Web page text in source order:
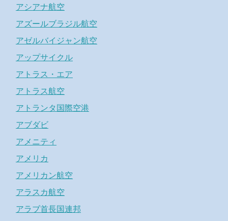
アシアナ航空
アズールブラジル航空
アゼルバイジャン航空
アップサイクル
アトラス・エア
アトラス航空
アトランタ国際空港
アブダビ
アメニティ
アメリカ
アメリカン航空
アラスカ航空
アラブ首長国連邦